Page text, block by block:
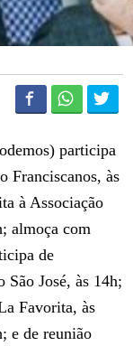
participa
Franciscanos, às
à Associação
almoça com
de
José, às 14h;
Favorita, às
e de reunião